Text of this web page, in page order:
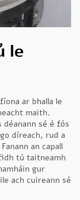
le
ar bhalla le
maith.
déanann sé é fós
díreach, rud a
an capall
tú taitneamh
gur
ach cuireann sé